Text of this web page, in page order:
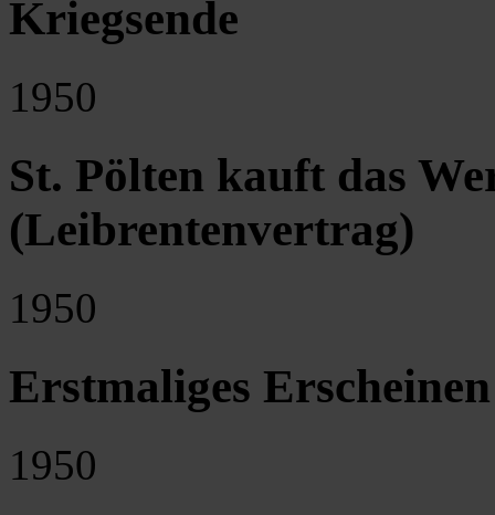
Kriegsende
1950
St. Pölten kauft das
(Leibrentenvertrag)
1950
Erstmaliges
1950